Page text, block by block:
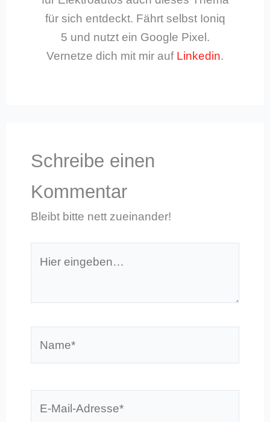
für sich entdeckt. Fährt selbst Ioniq
5 und nutzt ein Google Pixel.
Vernetze dich mit mir auf Linkedin.
Schreibe einen
Kommentar
Bleibt bitte nett zueinander!
eingeben…